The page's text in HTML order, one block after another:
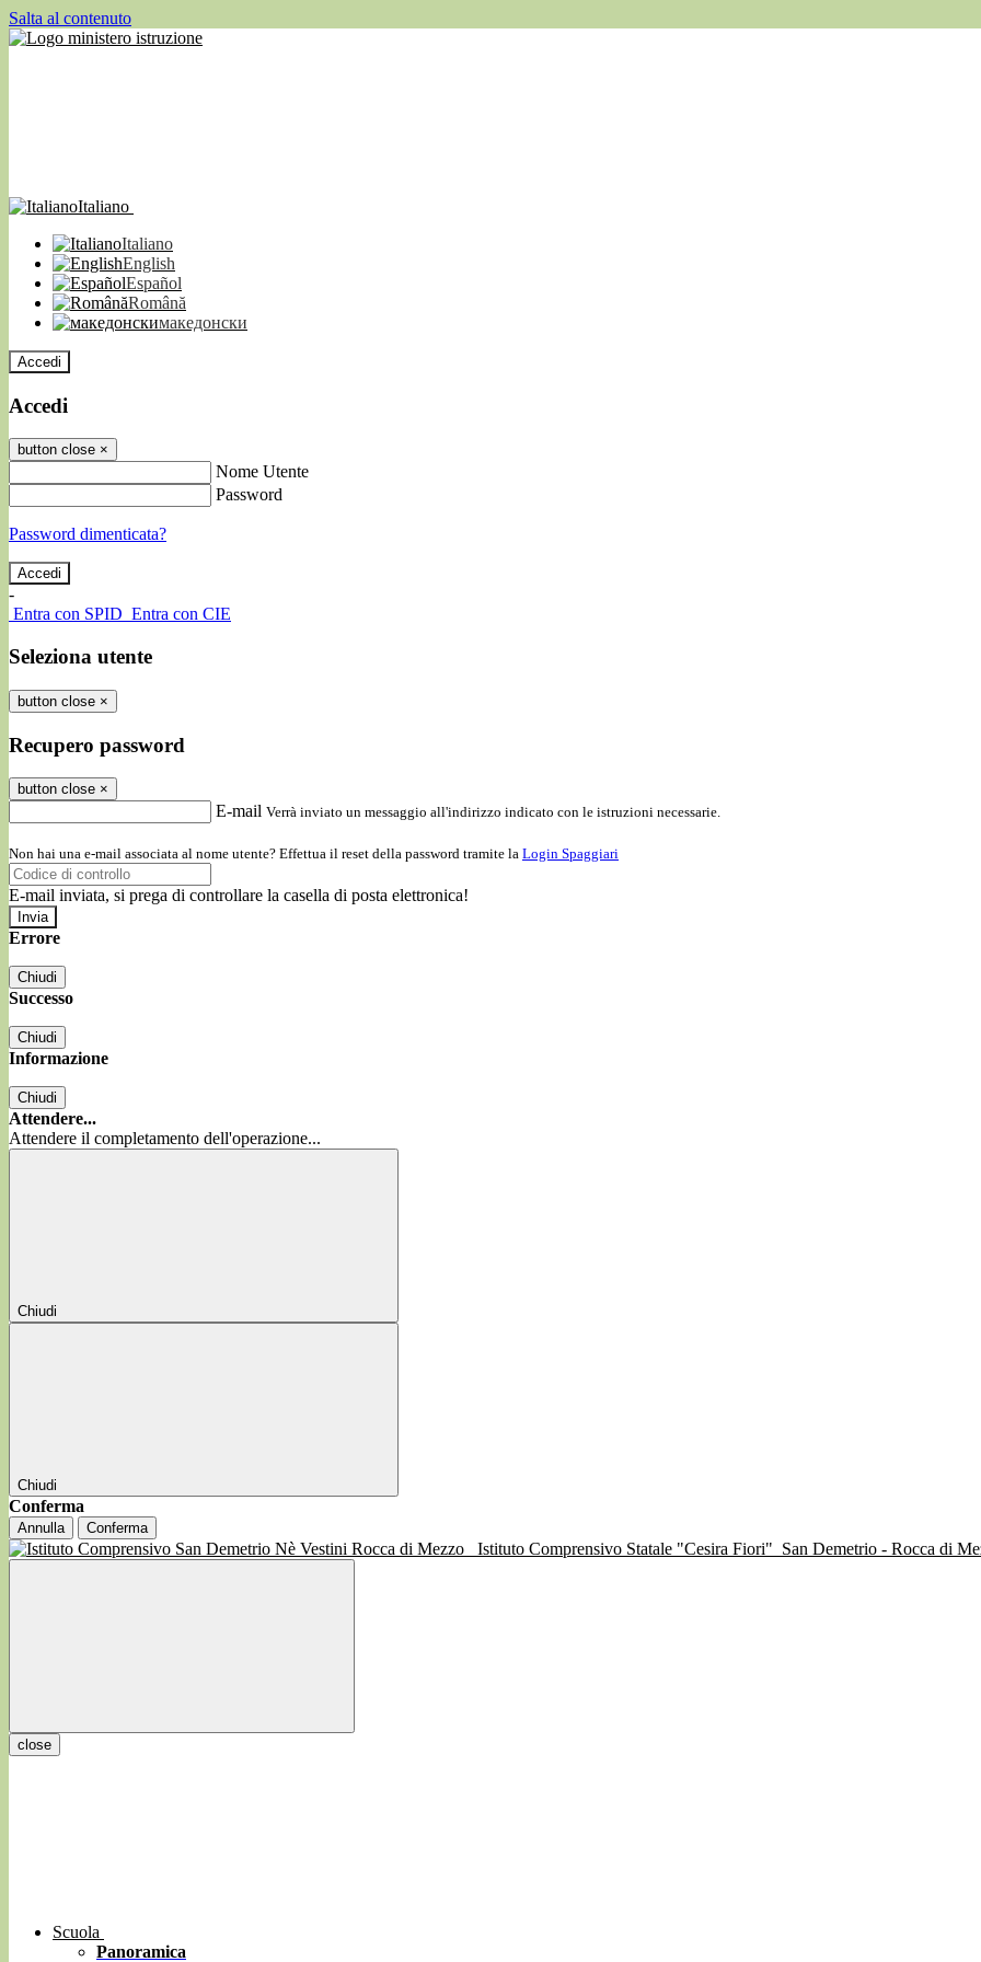
Salta al contenuto
Italiano
Italiano
English
Español
Română
македонски
Accedi
Accedi
button close ×
Nome Utente
Password
Password dimenticata?
-
Entra con SPID Entra con CIE
Seleziona utente
button close ×
Recupero password
button close ×
E-mail Verrà inviato un messaggio all'indirizzo indicato con le istruzioni necessarie.
Non hai una e-mail associata al nome utente? Effettua il reset della password tramite la Login Spaggiari
E-mail inviata, si prega di controllare la casella di posta elettronica!
Errore
Chiudi
Successo
Chiudi
Informazione
Chiudi
Attendere...
Attendere il completamento dell'operazione...
Chiudi
Chiudi
Conferma
Annulla Conferma
Istituto Comprensivo Statale "Cesira Fiori" San Demetrio - Rocca di
close
Scuola
Panoramica